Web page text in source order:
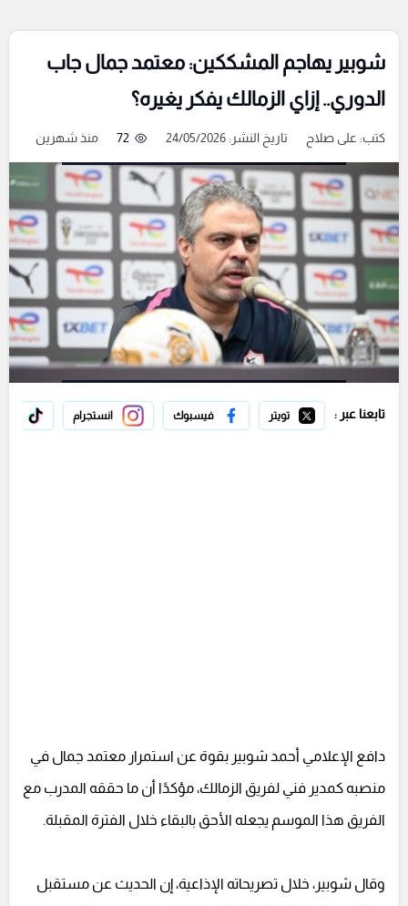
شوبير يهاجم المشككين: معتمد جمال جاب
الدوري.. إزاي الزمالك يفكر يغيره؟
كتب: على صلاح تاريخ النشر: 24/05/2026 72 منذ شهرين
تابعنا عبر : تويتر فيسبوك انستجرام
دافع الإعلامي أحمد شوبير بقوة عن استمرار معتمد جمال في
منصبه كمدير فني لفريق الزمالك، مؤكدًا أن ما حققه المدرب مع
الفريق هذا الموسم يجعله الأحق بالبقاء خلال الفترة المقبلة.
وقال شوبير، خلال تصريحاته الإذاعية، إن الحديث عن مستقبل